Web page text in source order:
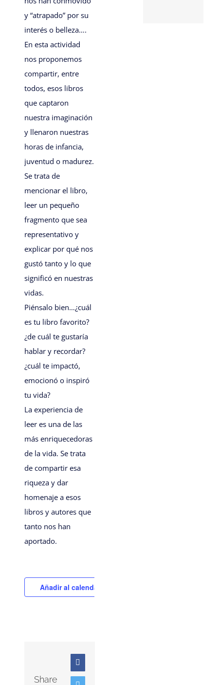
y “atrapado” por su
interés o belleza….
En esta actividad
nos proponemos
compartir, entre
todos, esos libros
que captaron
nuestra imaginación
y llenaron nuestras
horas de infancia,
juventud o madurez.
Se trata de
mencionar el libro,
leer un pequeño
fragmento que sea
representativo y
explicar por qué nos
gustó tanto y lo que
significó en nuestras
vidas.
Piénsalo bien…¿cuál
es tu libro favorito?
¿de cuál te gustaría
hablar y recordar?
¿cuál te impactó,
emocionó o inspiró
tu vida?
La experiencia de
leer es una de las
más enriquecedoras
de la vida. Se trata
de compartir esa
riqueza y dar
homenaje a esos
libros y autores que
tanto nos han
aportado.
Añadir al calendario
Share